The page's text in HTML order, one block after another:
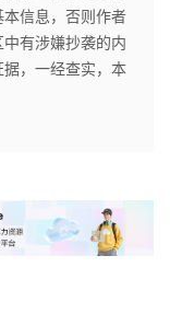
本信息，否则作者
有涉嫌抄袭的内
，一经查实，本